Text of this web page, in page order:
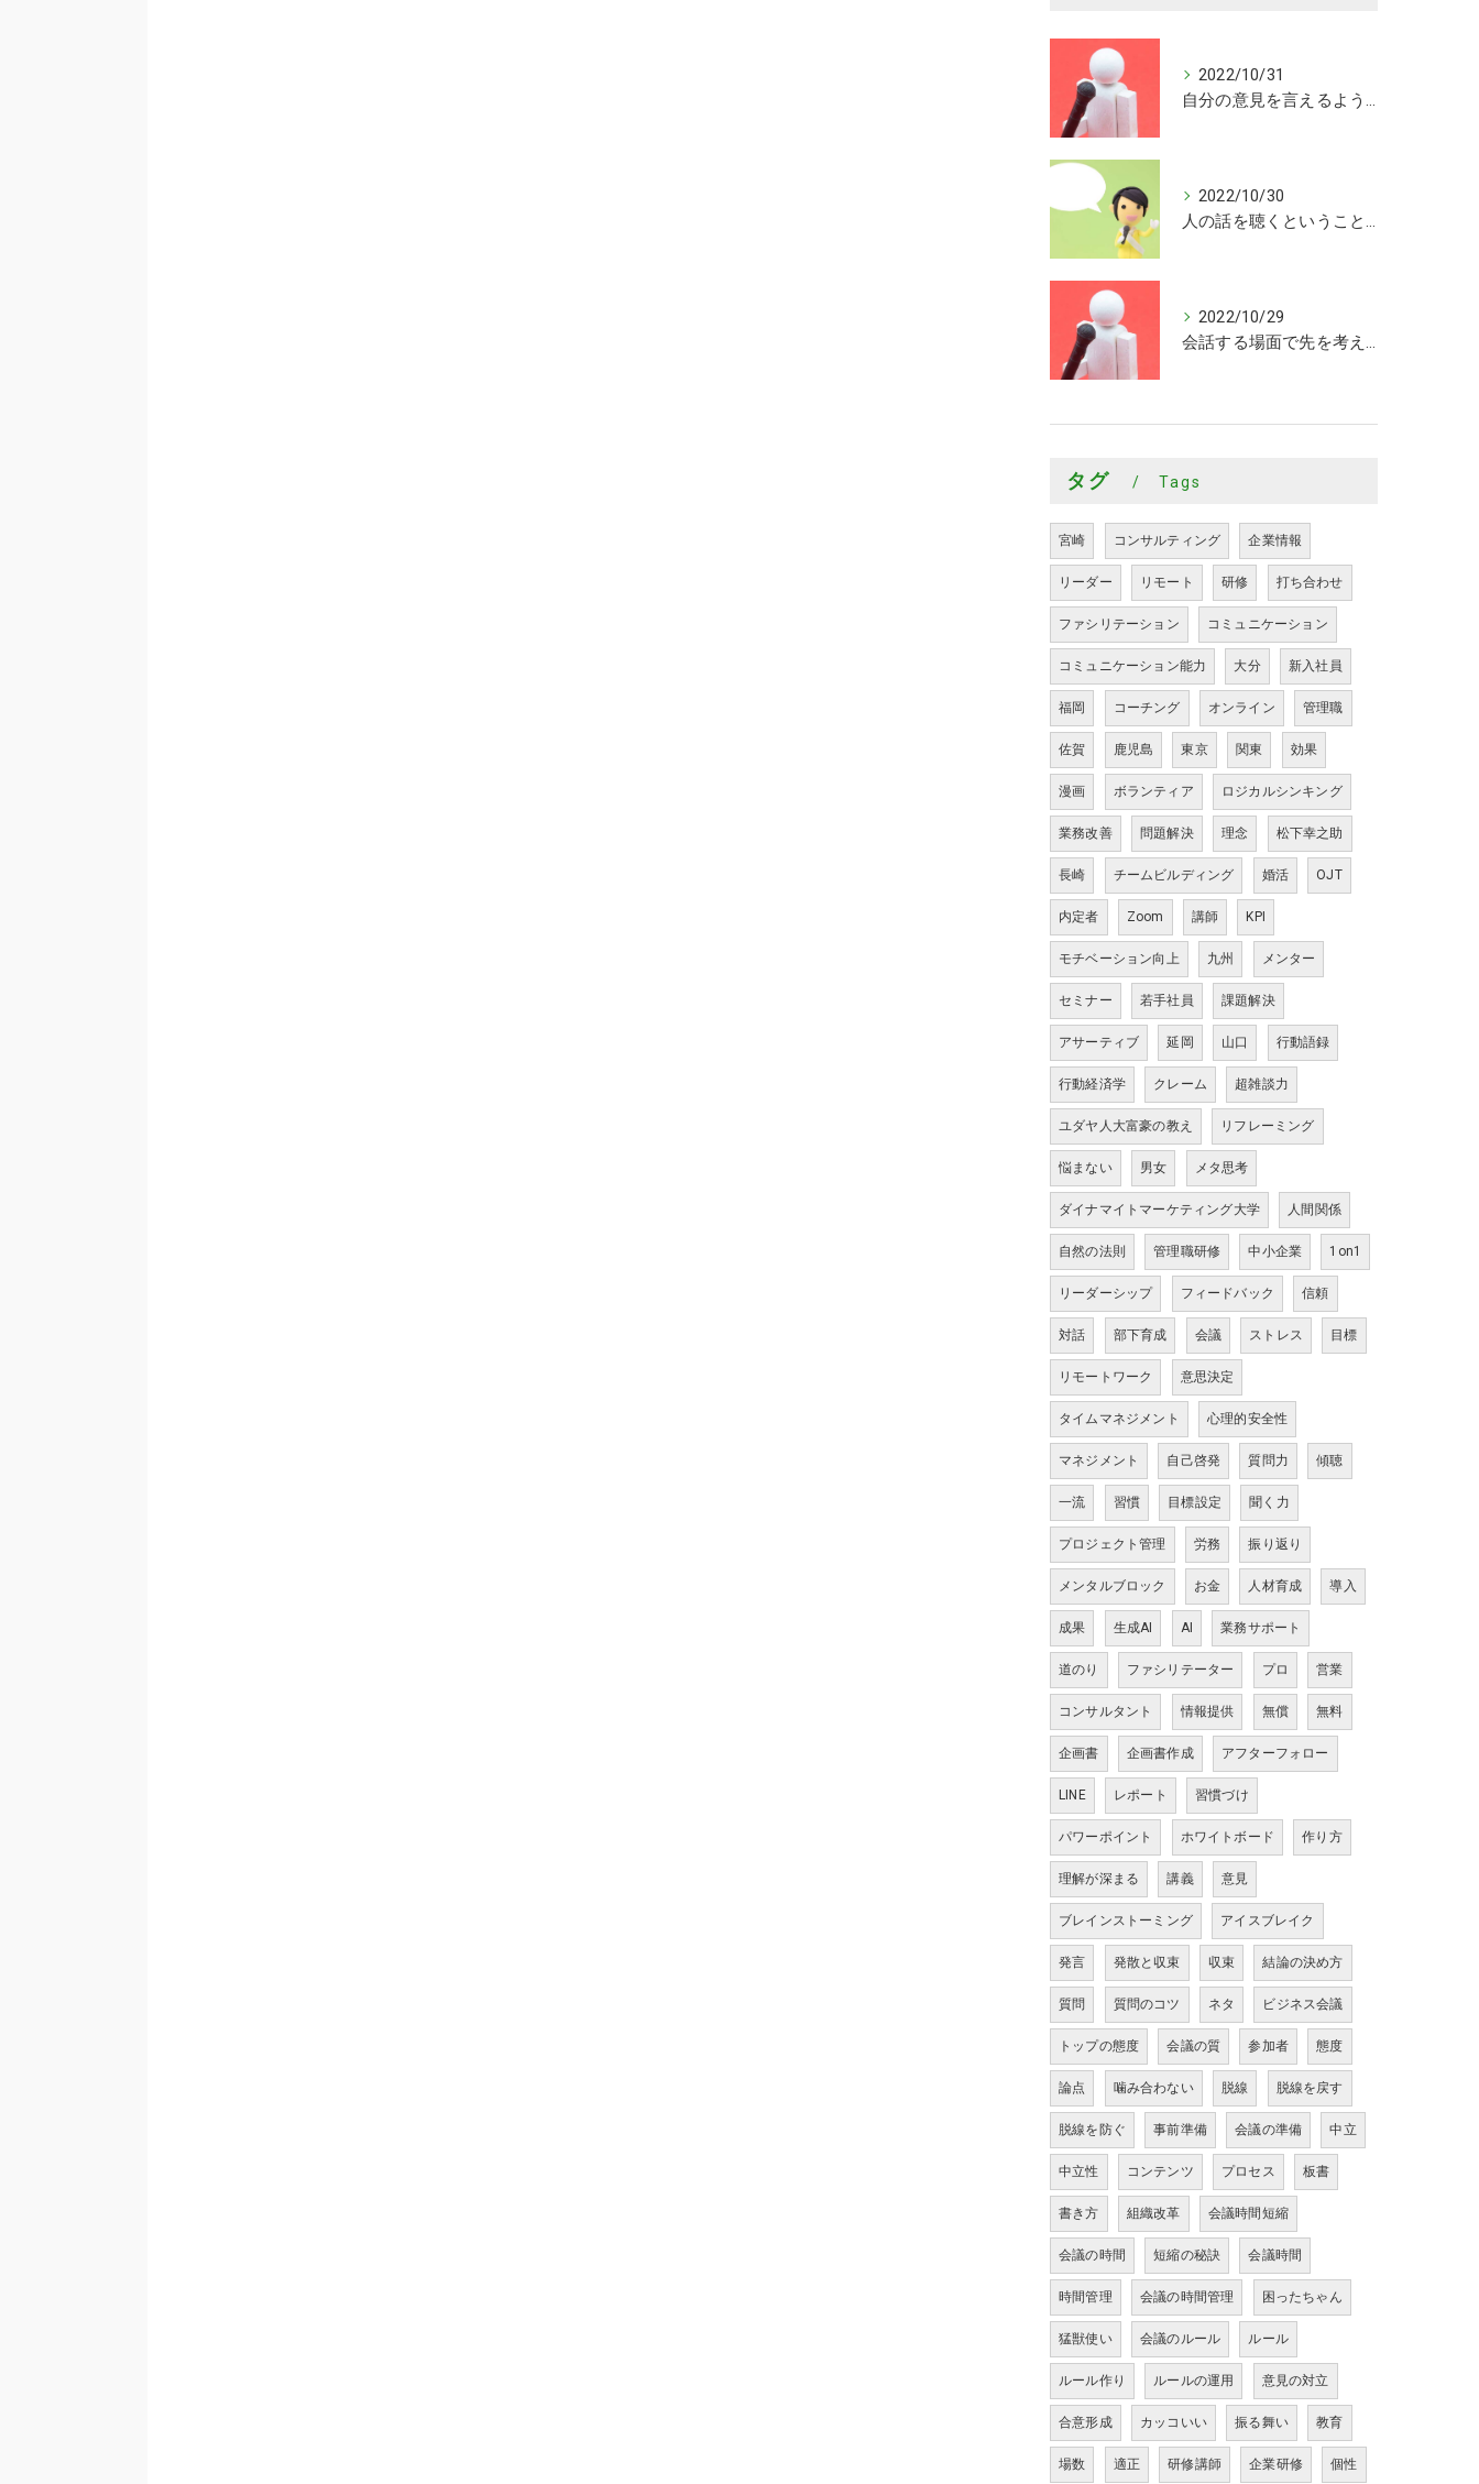
2022/10/31
自分の意見を言えるようになった
2022/10/30
人の話を聴くということがまだまだできていないことを知ることができました
2022/10/29
会話する場面で先を考えながら会話するきっかけを頂けました
タグ Tags
宮崎 コンサルティング 企業情報
リーダー リモート 研修 打ち合わせ
ファシリテーション コミュニケーション
コミュニケーション能力 大分 新入社員
福岡 コーチング オンライン 管理職
佐賀 鹿児島 東京 関東 効果
漫画 ボランティア ロジカルシンキング
業務改善 問題解決 理念 松下幸之助
長崎 チームビルディング 婚活 OJT
内定者 Zoom 講師 KPI
モチベーション向上 九州 メンター
セミナー 若手社員 課題解決
アサーティブ 延岡 山口 行動語録
行動経済学 クレーム 超雑談力
ユダヤ人大富豪の教え リフレーミング
悩まない 男女 メタ思考
ダイナマイトマーケティング大学 人間関係
自然の法則 管理職研修 中小企業 1on1
リーダーシップ フィードバック 信頼
対話 部下育成 会議 ストレス 目標
リモートワーク 意思決定
タイムマネジメント 心理的安全性
マネジメント 自己啓発 質問力 傾聴
一流 習慣 目標設定 聞く力
プロジェクト管理 労務 振り返り
メンタルブロック お金 人材育成 導入
成果 生成AI AI 業務サポート
道のり ファシリテーター プロ 営業
コンサルタント 情報提供 無償 無料
企画書 企画書作成 アフターフォロー
LINE レポート 習慣づけ
パワーポイント ホワイトボード 作り方
理解が深まる 講義 意見
ブレインストーミング アイスブレイク
発言 発散と収束 収束 結論の決め方
質問 質問のコツ ネタ ビジネス会議
トップの態度 会議の質 参加者 態度
論点 噛み合わない 脱線 脱線を戻す
脱線を防ぐ 事前準備 会議の準備 中立
中立性 コンテンツ プロセス 板書
書き方 組織改革 会議時間短縮
会議の時間 短縮の秘訣 会議時間
時間管理 会議の時間管理 困ったちゃん
猛獣使い 会議のルール ルール
ルール作り ルールの運用 意見の対立
合意形成 カッコいい 振る舞い 教育
場数 適正 研修講師 企業研修 個性